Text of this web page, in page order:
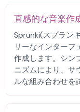
直感的な音楽作
Sprunki(スプラン
リーなインターフ
作成します。シン
ニズムにより、サ
ルな組み合わせを